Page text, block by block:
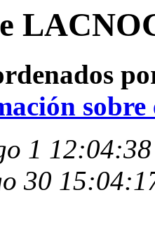
sobre
1
30